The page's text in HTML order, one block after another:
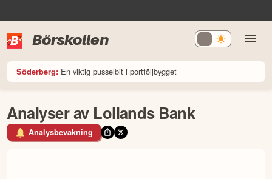
Börskollen
Söderberg: En viktig pusselbit i portföljbygget
Analyser av Lollands Bank
Analysbevakning